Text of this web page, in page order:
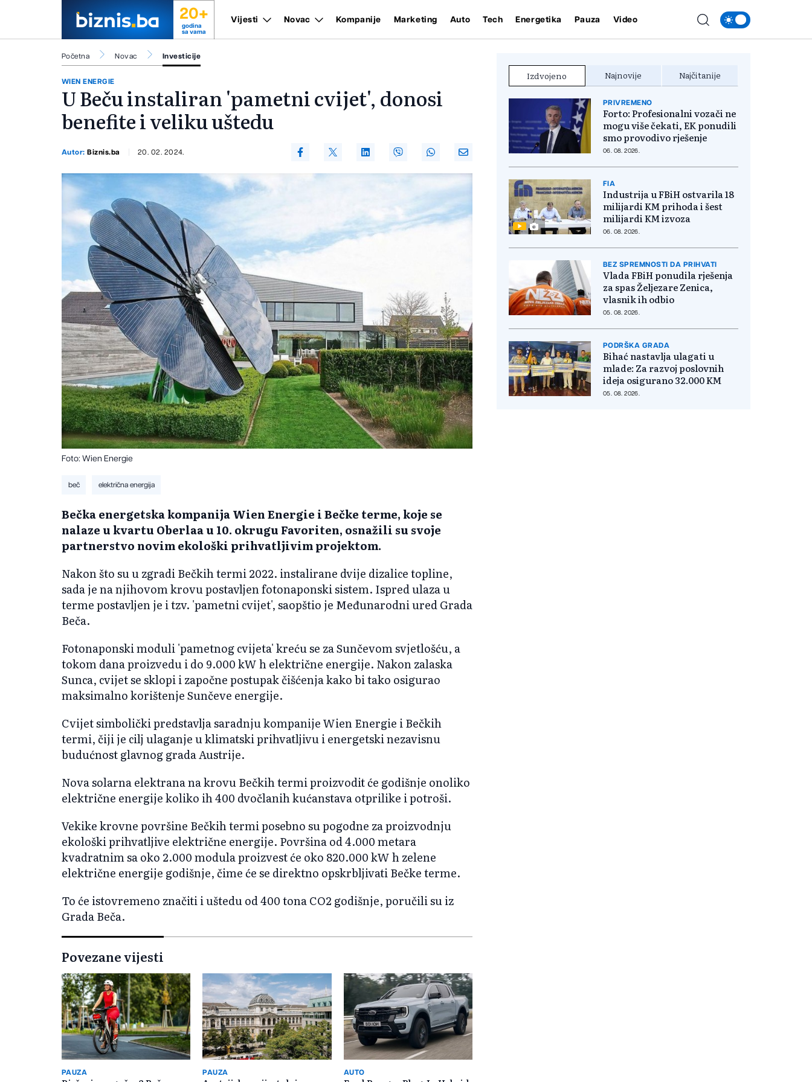
20+
godina
sa vama
Vijesti Novac Kompanije Marketing Auto Tech Energetika Pauza Video
Početna Novac Investicije
WIEN ENERGIE
U Beču instaliran 'pametni cvijet', donosi
benefite i veliku uštedu
Autor:Biznis.ba 20. 02. 2024.
Foto: Wien Energie
beč električna energija
Bečka energetska kompanija Wien Energie i Bečke terme, koje se
nalaze u kvartu Oberlaa u 10. okrugu Favoriten, osnažili su svoje
partnerstvo novim ekološki prihvatljivim projektom.
Nakon što su u zgradi Bečkih termi 2022. instalirane dvije dizalice topline,
sada je na njihovom krovu postavljen fotonaponski sistem. Ispred ulaza u
terme postavljen je i tzv. 'pametni cvijet', saopštio je Međunarodni ured Grada
Beča.
Fotonaponski moduli 'pametnog cvijeta' kreću se za Sunčevom svjetlošću, a
tokom dana proizvedu i do 9.000 kW h električne energije. Nakon zalaska
Sunca, cvijet se sklopi i započne postupak čišćenja kako bi tako osigurao
maksimalno korištenje Sunčeve energije.
Cvijet simbolički predstavlja saradnju kompanije Wien Energie i Bečkih
termi, čiji je cilj ulaganje u klimatski prihvatljivu i energetski nezavisnu
budućnost glavnog grada Austrije.
Nova solarna elektrana na krovu Bečkih termi proizvodit će godišnje onoliko
električne energije koliko ih 400 dvočlanih kućanstava otprilike i potroši.
Vekike krovne površine Bečkih termi posebno su pogodne za proizvodnju
ekološki prihvatljive električne energije. Površina od 4.000 metara
kvadratnim sa oko 2.000 modula proizvest će oko 820.000 kW h zelene
električne energije godišnje, čime će se direktno opskrbljivati Bečke terme.
To će istovremeno značiti i uštedu od 400 tona CO2 godišnje, poručili su iz
Grada Beča.
Povezane vijesti
PAUZA PAUZA AUTO
Izdvojeno Najnovije Najčitanije
PRIVREMENO
Forto: Profesionalni vozači ne
mogu više čekati, EK ponudili
smo provodivo rješenje
06. 08. 2026.
FIA
Industrija u FBiH ostvarila 18
milijardi KM prihoda i šest
milijardi KM izvoza
06. 08. 2026.
BEZ SPREMNOSTI DA PRIHVATI
Vlada FBiH ponudila rješenja
za spas Željezare Zenica,
vlasnik ih odbio
05. 08. 2026.
PODRŠKA GRADA
Bihać nastavlja ulagati u
mlade: Za razvoj poslovnih
ideja osigurano 32.000 KM
05. 08. 2026.